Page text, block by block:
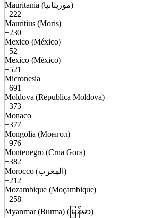
Mauritania (موريتانيا)
+222
Mauritius (Moris)
+230
Mexico (México)
+52
Mexico (México)
+521
Micronesia
+691
Moldova (Republica Moldova)
+373
Monaco
+377
Mongolia (Монгол)
+976
Montenegro (Crna Gora)
+382
Morocco (المغرب)
+212
Mozambique (Moçambique)
+258
Myanmar (Burma) (မြန်မာ)